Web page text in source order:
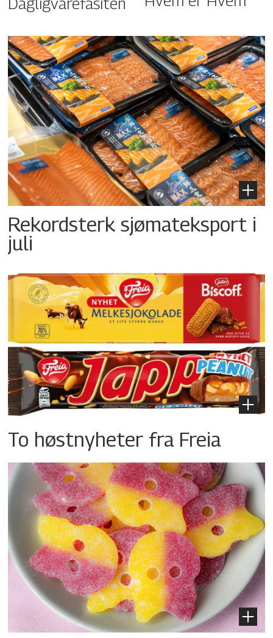
Rekordsterk sjømateksport i
juli
To høstnyheter fra Freia